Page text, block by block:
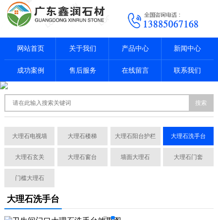
网站首页 关于我们 产品中心 新闻中心
成功案例 售后服务 在线留言 联系我们
搜索
大理石电视墙 大理石楼梯 大理石阳台护栏 大理石洗手台
大理石玄关 大理石窗台 墙面大理石 大理石门套
门槛大理石
大理石洗手台